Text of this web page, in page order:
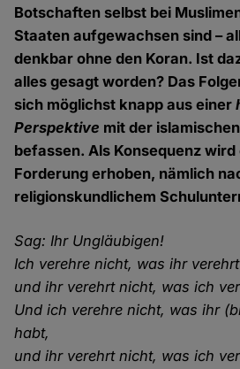
Botschaften selbst bei
Staaten aufgewachsen sind –
denkbar ohne den Koran. Ist
alles gesagt worden? Das
sich möglichst knapp aus einer
Perspektive mit der
befassen. Als Konsequenz wird
Forderung erhoben, nämlich
religionskundlichem
Sag: Ihr Ungläubigen!
Ich verehre nicht, was ihr verehrt
und ihr verehrt nicht, was ich
Und ich verehre nicht, was ihr
habt,
und ihr verehrt nicht, was ich